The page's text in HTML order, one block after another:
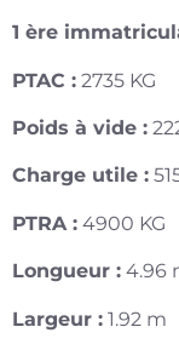
1 ère
PTAC : 2735 KG
Poids à vide :
Charge utile :
PTRA : 4900 KG
Longueur : 4.96
Largeur : 1.92 m